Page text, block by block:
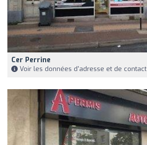
Cer Perrine
Voir les données d'adresse et de contact